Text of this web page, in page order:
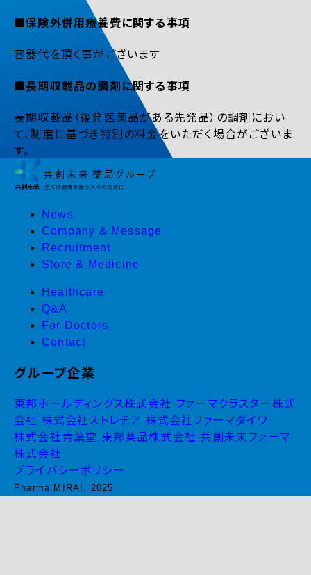
■保険外併用療養費に関する事項
容器代を頂く事がございます
■長期収載品の調剤に関する事項
長期収載品（後発医薬品がある先発品）の調剤におい
て、制度に基づき特別の料金をいただく場合がございま
す。
News
Company & Message
Recruitment
Store & Medicine
Healthcare
Q&A
For Doctors
Contact
グループ企業
東邦ホールディングス株式会社 ファーマクラスター株式
会社 株式会社ストレチア 株式会社ファーマダイワ
株式会社青葉堂 東邦薬品株式会社 共創未来ファーマ
株式会社
プライバシーポリシー
Pharma MIRAI. 2025